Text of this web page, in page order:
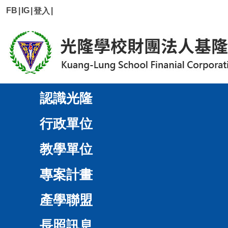
FB IG 登入
認識光隆
行政單位
教學單位
專案計畫
產學聯盟